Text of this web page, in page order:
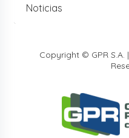
Noticias
Copyright © GPR S.A.